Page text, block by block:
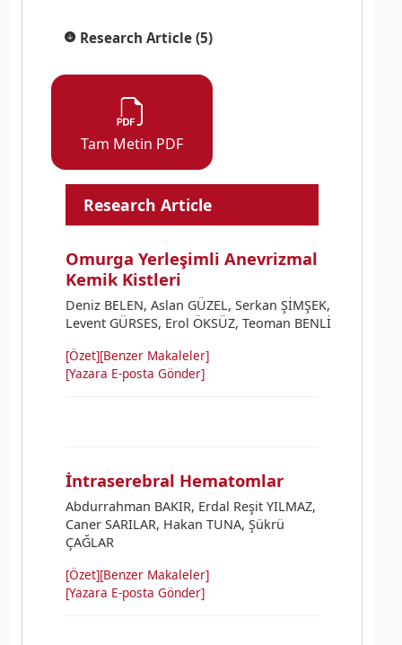
Research Article (5)
Tam Metin PDF
Research Article
Omurga Yerleşimli Anevrizmal
Kemik Kistleri
Deniz BELEN, Aslan GÜZEL, Serkan ŞİMŞEK,
Levent GÜRSES, Erol ÖKSÜZ, Teoman BENLİ
[Özet][Benzer Makaleler]
[Yazara E-posta Gönder]
İntraserebral Hematomlar
Abdurrahman BAKIR, Erdal Reşit YILMAZ,
Caner SARILAR, Hakan TUNA, Şükrü
ÇAĞLAR
[Özet][Benzer Makaleler]
[Yazara E-posta Gönder]